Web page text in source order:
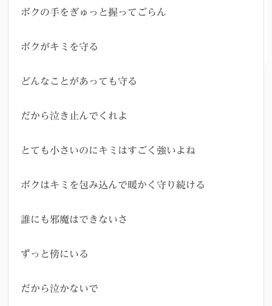
ボクの手をぎゅっと握ってごらん
ボクがキミを守る
どんなことがあっても守る
だから泣き止んでくれよ
とても小さいのにキミはすごく強いよね
ボクはキミを包み込んで暖かく守り続ける
誰にも邪魔はできないさ
ずっと傍にいる
だから泣かないで